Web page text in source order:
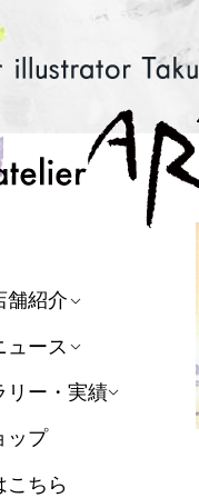
舗紹介
ュース
リー・実績
ップ
こちら